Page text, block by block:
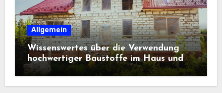
Allgemein
Wissenswertes über die Verwendung
hochwertiger Baustoffe im Haus und
beim Hausbau